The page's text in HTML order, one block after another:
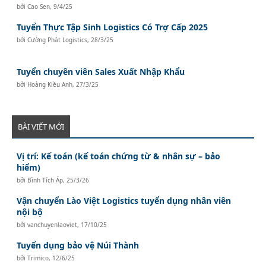
bởiCao Sen,9/4/25
Tuyển Thực Tập Sinh Logistics Có Trợ Cấp 2025
bởiCường Phát Logistics, 28/3/25
Tuyển chuyên viên Sales Xuất Nhập Khẩu
bởi Hoàng Kiều Anh, 27/3/25
BÀI VIẾT MỚI
Vị trí: Kế toán (kế toán chứng từ & nhân sự – bảo
hiểm)
bởi Bình Tích Áp, 25/3/26
Vận chuyển Lào Việt Logistics tuyển dụng nhân viên
nội bộ
bởivanchuyenlaoviet, 17/10/25
Tuyển dụng bảo vệ Núi Thành
bởiTrimico, 12/6/25